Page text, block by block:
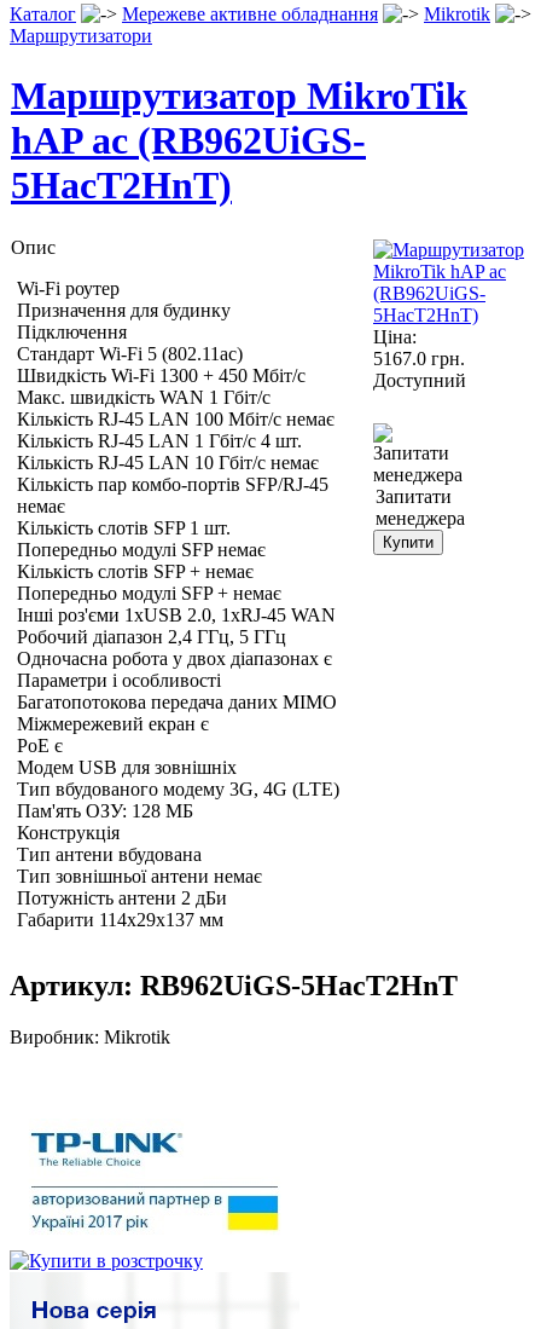
Каталог
Мережеве активне обладнання
Mikrotik
Маршрутизатори
Маршрутизатор MikroTik
hAP ac (RB962UiGS-
5HacT2HnT)
Опис
Wi-Fi роутер
Призначення для будинку
Підключення
Стандарт Wi-Fi 5 (802.11ac)
Швидкість Wi-Fi 1300 + 450 Мбіт/с
Макс. швидкість WAN 1 Гбіт/с
Кількість RJ-45 LAN 100 Мбіт/с немає
Кількість RJ-45 LAN 1 Гбіт/с 4 шт.
Кількість RJ-45 LAN 10 Гбіт/с немає
Кількість пар комбо-портів SFP/RJ-45
немає
Кількість слотів SFP 1 шт.
Попередньо модулі SFP немає
Кількість слотів SFP + немає
Попередньо модулі SFP + немає
Інші роз'єми 1xUSB 2.0, 1xRJ-45 WAN
Робочий діапазон 2,4 ГГц, 5 ГГц
Одночасна робота у двох діапазонах є
Параметри і особливості
Багатопотокова передача даних MIMO
Міжмережевий екран є
PoE є
Модем USB для зовнішніх
Тип вбудованого модему 3G, 4G (LTE)
Пам'ять ОЗУ: 128 МБ
Конструкція
Тип антени вбудована
Тип зовнішньої антени немає
Потужність антени 2 дБи
Габарити 114x29x137 мм
Ціна:
5167.0 грн.
Доступний
Запитати
менеджера
Купити
Артикул: RB962UiGS-5HacT2HnT
Виробник: Mikrotik